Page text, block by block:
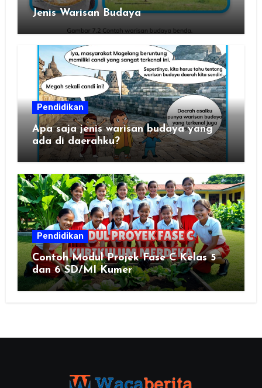
Jenis Warisan Budaya
Pendidikan
Apa saja jenis warisan budaya yang
ada di daerahku?
Pendidikan
Contoh Modul Projek Fase C Kelas 5
dan 6 SD/MI Kumer